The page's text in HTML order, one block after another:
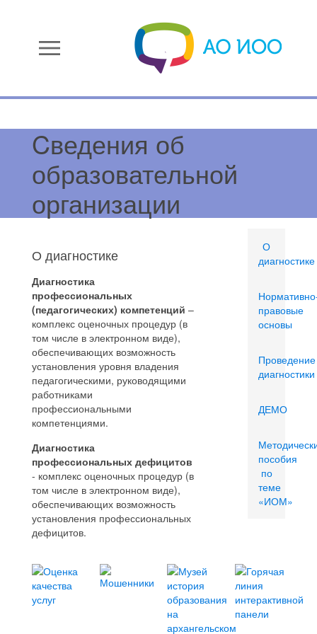
menu
Cведения об
образовательной
организации
О диагностике
Диагностика
профессиональных
(педагогических) компетенций –
комплекс оценочных процедур (в
том числе в электронном виде),
обеспечивающих возможность
установления уровня владения
педагогическими, руководящими
работниками
профессиональными
компетенциями.
Диагностика
профессиональных дефицитов
- комплекс оценочных процедур (в
том числе в электронном виде),
обеспечивающих возможность
установления профессиональных
дефицитов.
О
диагностике
правовые
основы
Проведение
диагностики
ДЕМО
пособия
по
теме
«ИОМ»